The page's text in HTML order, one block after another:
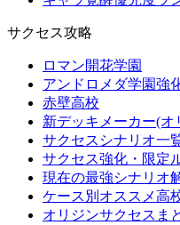
サクセス攻略
ロマン開花学園
アンドロメダ学園強
赤壁高校
新デッキメーカー(
サクセスシナリオ一
サクセス強化・限定
現在の最強シナリオ
ケース別オススメ高
オリジンサクセスま